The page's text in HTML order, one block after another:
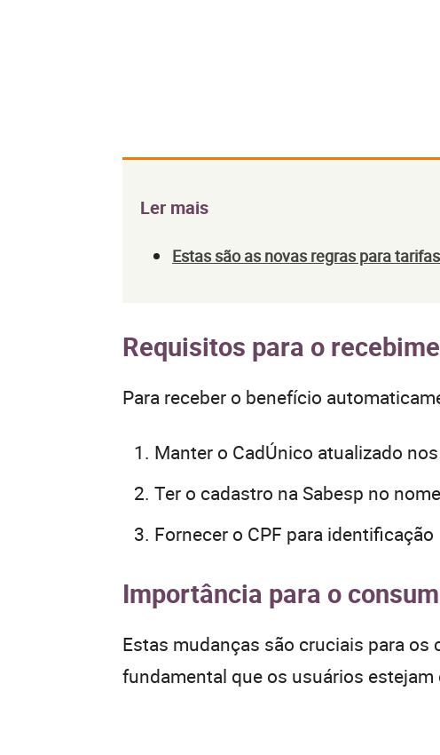
Ler mais
Estas são as novas regras para
Requisitos para o
Para receber o benefício
Manter o CadÚnico atualizado
Ter o cadastro na Sabesp no
Fornecer o CPF para identificação
Importância para o
Estas mudanças são cruciais para
fundamental que os usuários